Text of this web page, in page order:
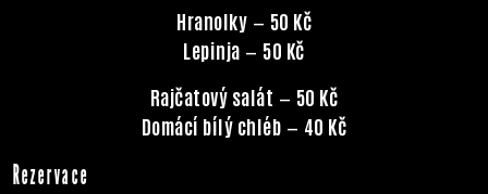
Hranolky — 50 Kč
Lepinja — 50 Kč
Rajčatový salát — 50 Kč
Domácí bílý chléb — 40 Kč
Rezervace